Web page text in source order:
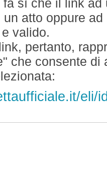
fa sì che il link
un atto oppure
valido.
pertanto,
che consente
eli/